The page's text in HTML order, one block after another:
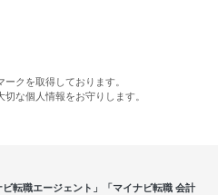
クを取得しております。
な個人情報をお守りします。
転職エージェント」「マイナビ転職 会計